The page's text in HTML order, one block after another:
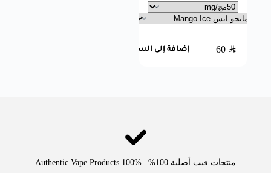
60 SAR إضافة إلى السلة
منتجات فيب أصلية 100% | Authentic Vape Products 100%